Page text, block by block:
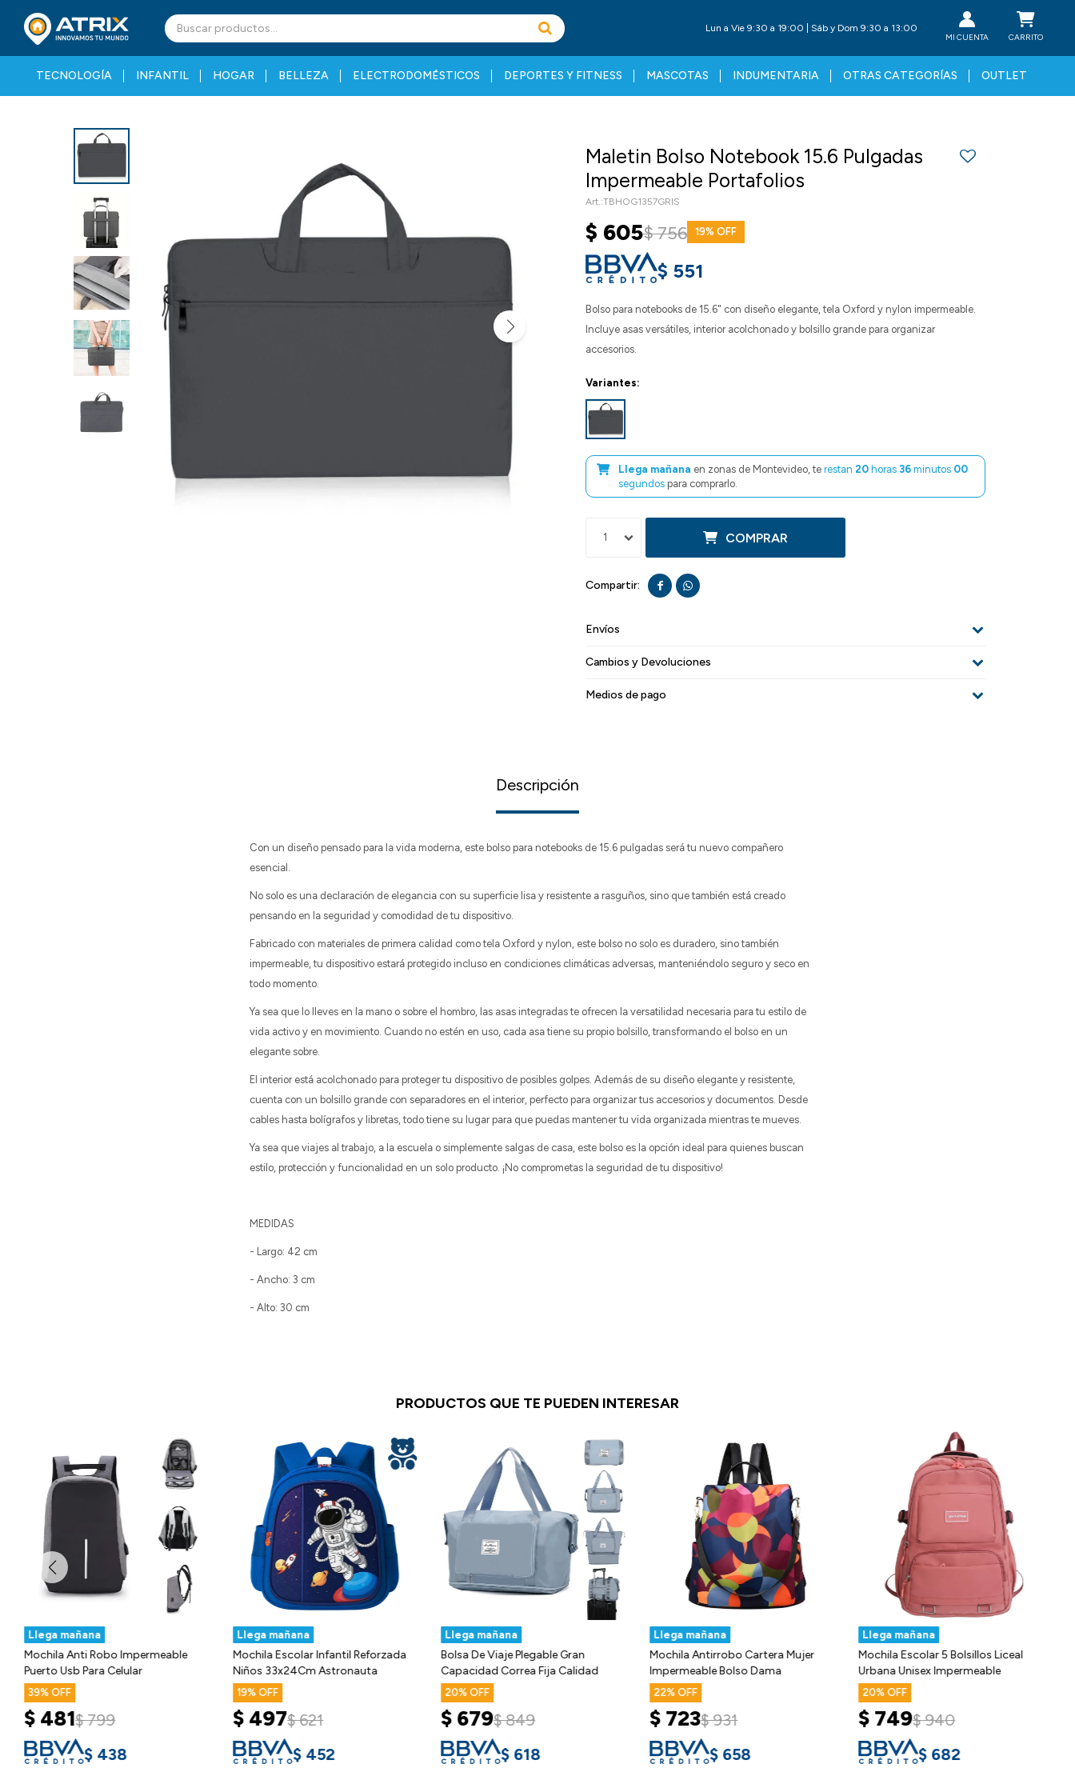
TECNOLOGÍA INFANTIL HOGAR BELLEZA ELECTRODOMÉSTICOS DEPORTES Y FITNESS MASCOTAS INDUMENTARIA OTRAS CATEGORÍAS OUTLET
Lun a Vie 9:30 a 19:00 | Sáb y Dom 9:30 a 13:00
Maletin Bolso Notebook 15.6 Pulgadas
Impermeable Portafolios
TBHOG1357GRIS
$ 605$756 19
$ 551
Bolso para notebooks de 15.6" con diseño elegante, tela Oxford y nylon impermeable.
Incluye asas versátiles, interior acolchonado y bolsillo grande para organizar
accesorios.
Variantes:
Llega mañana en zonas de Montevideo, te restan 20 horas 36 minutos 00
segundos para comprarlo.
1 COMPRAR
 
Envíos
Cambios y Devoluciones
Medios de pago
Descripción
Con un diseño pensado para la vida moderna, este bolso para notebooks de 15.6 pulgadas será tu nuevo compañero
esencial.
No solo es una declaración de elegancia con su superficie lisa y resistente a rasguños, sino que también está creado
pensando en la seguridad y comodidad de tu dispositivo.
Fabricado con materiales de primera calidad como tela Oxford y nylon, este bolso no solo es duradero, sino también
impermeable, tu dispositivo estará protegido incluso en condiciones climáticas adversas, manteniéndolo seguro y seco en
todo momento.
Ya sea que lo lleves en la mano o sobre el hombro, las asas integradas te ofrecen la versatilidad necesaria para tu estilo de
vida activo y en movimiento. Cuando no estén en uso, cada asa tiene su propio bolsillo, transformando el bolso en un
elegante sobre.
El interior está acolchonado para proteger tu dispositivo de posibles golpes. Además de su diseño elegante y resistente,
cuenta con un bolsillo grande con separadores en el interior, perfecto para organizar tus accesorios y documentos. Desde
cables hasta bolígrafos y libretas, todo tiene su lugar para que puedas mantener tu vida organizada mientras te mueves.
Ya sea que viajes al trabajo, a la escuela o simplemente salgas de casa, este bolso es la opción ideal para quienes buscan
estilo, protección y funcionalidad en un solo producto. ¡No comprometas la seguridad de tu dispositivo!
MEDIDAS
- Largo: 42 cm
- Ancho: 3 cm
- Alto: 30 cm
PRODUCTOS QUE TE PUEDEN INTERESAR
Llega mañana
Mochila Anti Robo Impermeable
Puerto Usb Para Celular
39
$ 481$ 799
$ 438
Llega mañana
Mochila Escolar Infantil Reforzada
Niños 33x24Cm Astronauta
19
$ 497$ 621
$ 452
Llega mañana
Bolsa De Viaje Plegable Gran
Capacidad Correa Fija Calidad
20
$ 679$ 849
$ 618
Llega mañana
Mochila Antirrobo Cartera Mujer
Impermeable Bolso Dama
22
$ 723$ 931
$ 658
Llega mañana
Mochila Escolar 5 Bolsillos Liceal
Urbana Unisex Impermeable
20
$ 749$ 940
$ 682